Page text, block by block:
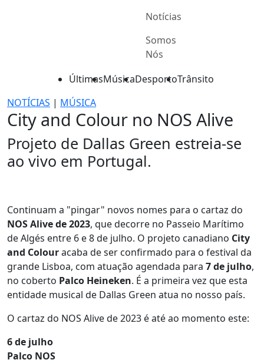
Notícias
Somos
Nós
ÚltimasMúsicaDesportoTrânsito
NOTÍCIAS | MÚSICA
City and Colour no NOS Alive
Projeto de Dallas Green estreia-se
ao vivo em Portugal.
Continuam a "pingar" novos nomes para o cartaz do
NOS Alive de 2023, que decorre no Passeio Marítimo
de Algés entre 6 e 8 de julho. O projeto canadiano City
and Colouracaba de ser confirmado para o festival da
grande Lisboa, com atuação agendada para 7 de julho,
no coberto Palco Heineken. É a primeira vez que esta
entidade musical de Dallas Green atua no nosso país.
O cartaz do NOS Alive de 2023 é até ao momento este:
6 de julho
Palco NOS